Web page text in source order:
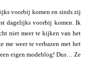
voorbij komen en sinds zij
dagelijks voorbij komen. Ik
niet meer te kijken van het
me weer te verbazen met het
eigen modeblog! Dus… Ze